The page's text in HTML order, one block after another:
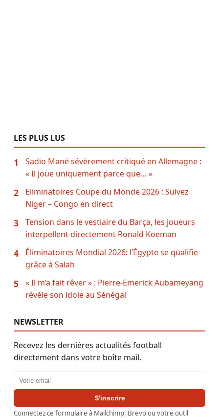
LES PLUS LUS
1
Sadio Mané sévèrement critiqué en Allemagne :
« Il joue uniquement parce que… »
2
Eliminatoires Coupe du Monde 2026 : Suivez
Niger – Congo en direct
3
Tension dans le vestiaire du Barça, les joueurs
interpellent directement Ronald Koeman
4
Éliminatoires Mondial 2026: l’Égypte se qualifie
grâce à Salah
5
« Il m’a fait rêver » : Pierre-Emerick Aubameyang
révèle son idole au Sénégal
NEWSLETTER
Recevez les dernières actualités football
directement dans votre boîte mail.
Adresse email
S'inscrire
Connectez ce formulaire à Mailchimp, Brevo ou votre outil